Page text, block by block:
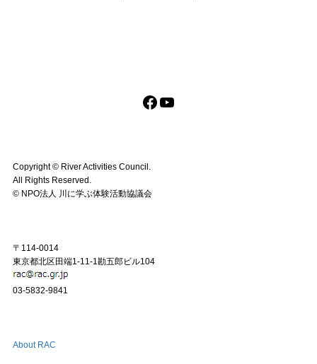
Facebook
YouTube
Copyright ©︎ River Activities Council.
All Rights Reserved.
©︎ NPO法人 川に学ぶ体験活動協議会
〒114-0014
東京都北区田端1-11-1勘五郎ビル104
03-5832-9841
About RAC